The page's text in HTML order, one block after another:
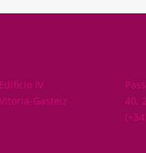
IV
Gasteiz
40,